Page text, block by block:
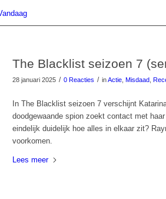
The Blacklist seizoen 7
28 januari 2025 / 0 Reacties / inActie Misdaad
In The Blacklist seizoen 7 verschijnt
doodgewaande spion zoekt contact met
eindelijk duidelijk hoe alles in elkaar zit?
voorkomen.
Lees meer